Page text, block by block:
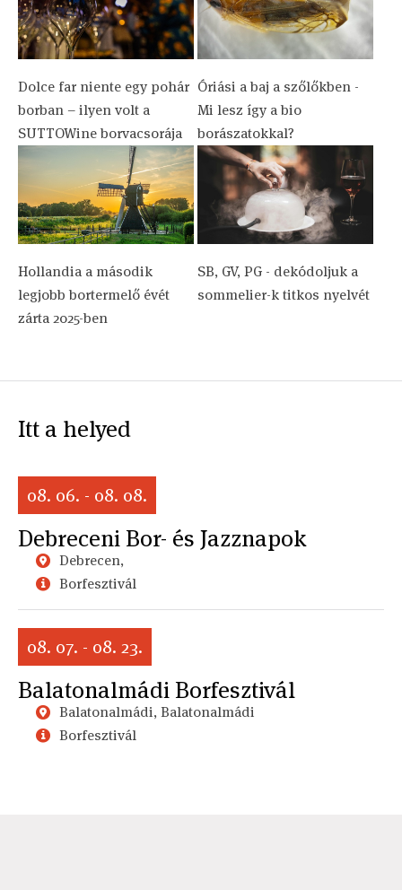
Dolce far niente egy pohár
borban – ilyen volt a
SUTTOWine borvacsorája
Óriási a baj a szőlőkben -
Mi lesz így a bio
borászatokkal?
Hollandia a második
legjobb bortermelő évét
zárta 2025-ben
SB, GV, PG - dekódoljuk a
sommelier-k titkos nyelvét
Itt a helyed
08. 06. - 08. 08.
Debreceni Bor- és Jazznapok
Debrecen,
Borfesztivál
08. 07. - 08. 23.
Balatonalmádi Borfesztivál
Balatonalmádi, Balatonalmádi
Borfesztivál